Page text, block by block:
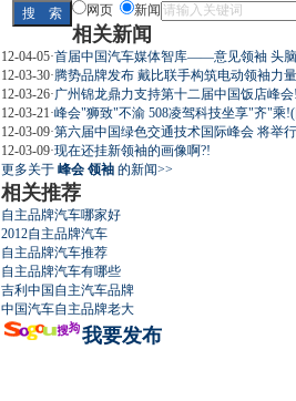
网页
新闻
相关新闻
12-04-05·首届中国汽车媒体智库——意见领袖 头
12-03-30·腾势品牌发布 戴比联手构筑电动领袖力
12-03-26·广州锦龙鼎力支持第十二届中国饭店峰
12-03-21 ·峰会"狮致"不渝 508凌驾科技坐享"齐"乘
12-03-09·第六届中国绿色交通技术国际峰会 将举行
12-03-09·现在还挂新领袖的画像啊?!
更多关于 峰会 领袖 的新闻>>
相关推荐
自主品牌汽车哪家好
2012自主品牌汽车
自主品牌汽车推荐
自主品牌汽车有哪些
吉利中国自主汽车品牌
中国汽车自主品牌老大
我要发布